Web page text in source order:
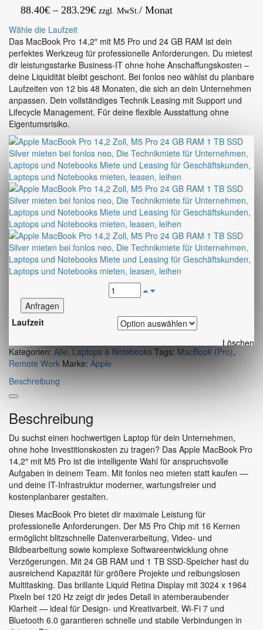
88.40€ – 283.29€Preisspanne:
bis
283.29€
zzgl. MwSt. / Monat
Wähle die Laufzeit
Das MacBook Pro 14,2″ mit M5 Pro und 24 GB RAM ist dein
perfektes Werkzeug für professionelle Anforderungen. Du mietest
dir leistungsstarke Business-IT ohne hohe Anschaffungskosten –
deine Liquidität bleibt geschont. Bei fonlos neo wählst du planbare
Laufzeiten von 12 bis 48 Monaten, die sich an dein Unternehmen
anpassen. Dein vollständiges Technik Leasing mit Support und
Lifecycle Management. Für deine flexible Ausstattung ohne
Eigentumsrisiko.
Anfragen
Laufzeit
Löschen
Kategorien: Alle, Laptops & Notebooks Tags: MacBook (Pro),
Remote Work Marke: Apple
Beschreibung
Beschreibung
Du suchst einen hochwertigen Laptop für dein Unternehmen,
ohne hohe Investitionskosten zu tragen? Das Apple MacBook Pro
14,2″ mit M5 Pro ist die intelligente Wahl für anspruchsvolle
Aufgaben in deinem Team. Mit fonlos neo mieten statt kaufen —
und deine IT-Infrastruktur moderner, wartungsfreier und
kostenplanbarer gestalten.
Dieses MacBook Pro bietet dir maximale Leistung für
professionelle Anforderungen. Der M5 Pro Chip mit 16 Kernen
ermöglicht blitzschnelle Datenverarbeitung, Video- und
Bildbearbeitung sowie komplexe Softwareentwicklung ohne
Verzögerungen. Mit 24 GB RAM und 1 TB SSD-Speicher hast du
ausreichend Kapazität für größere Projekte und reibungslosen
Multitasking. Das brillante Liquid Retina Display mit 3024 x 1964
Pixeln bei 120 Hz zeigt dir jedes Detail in atemberaubender
Klarheit — ideal für Design- und Kreativarbeit. Wi-Fi 7 und
Bluetooth 6.0 garantieren schnelle und stabile Verbindungen in